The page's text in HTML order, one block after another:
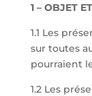
1 – OBJET
1.1 Les
sur toutes
pourraient
1.2 Les